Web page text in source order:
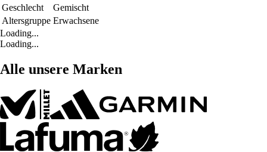
Geschlecht
Gemischt
Altersgruppe Erwachsene
Loading...
Loading...
Alle unsere Marken